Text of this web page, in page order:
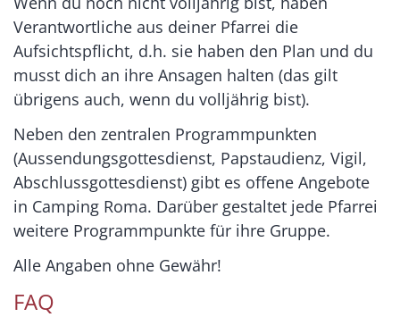
Verantwortliche aus deiner Pfarrei die
Aufsichtspflicht, d.h. sie haben den Plan und du
musst dich an ihre Ansagen halten (das gilt
übrigens auch, wenn du volljährig bist).
Neben den zentralen Programmpunkten
(Aussendungsgottesdienst, Papstaudienz, Vigil,
Abschlussgottesdienst) gibt es offene Angebote
in Camping Roma. Darüber gestaltet jede Pfarrei
weitere Programmpunkte für ihre Gruppe.
Alle Angaben ohne Gewähr!
FAQ